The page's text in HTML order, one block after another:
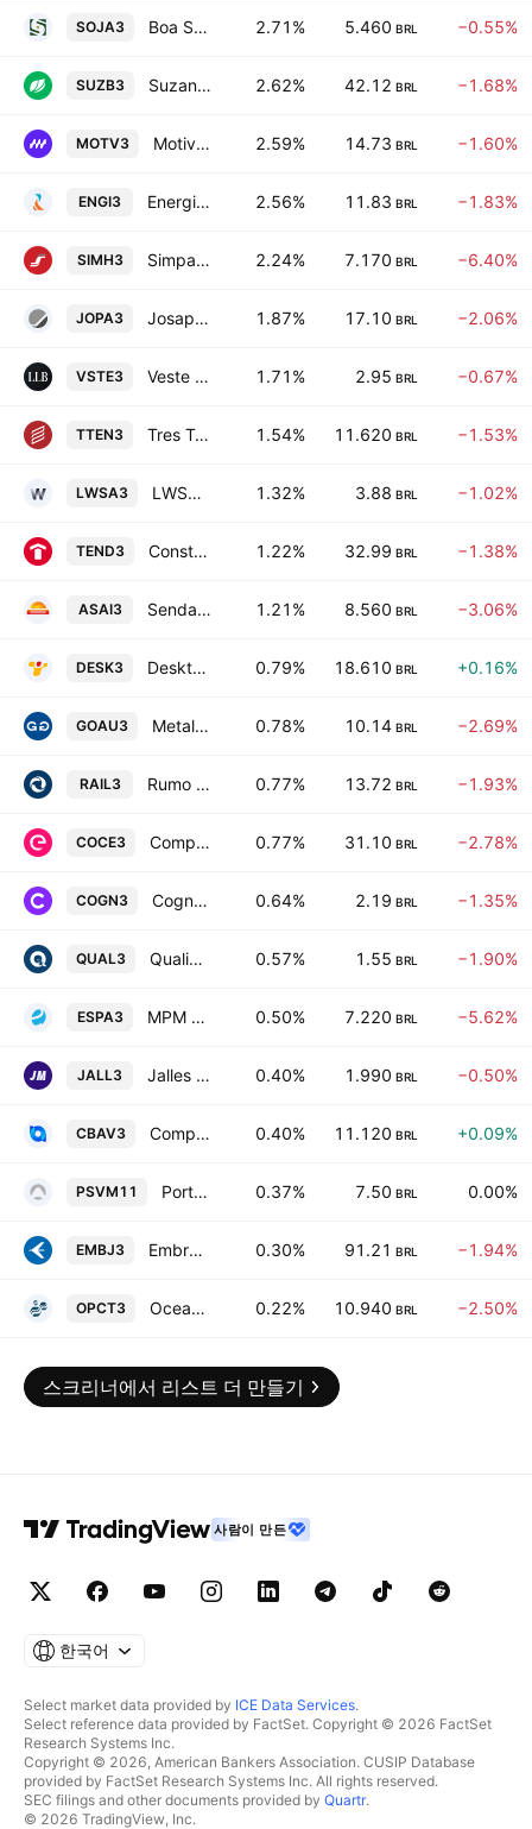
SOJA3 Boa Safra Sementes SA 2.71% 5.460 BRL −0.55%
SUZB3 Suzano S.A. 2.62% 42.12 BRL −1.68%
MOTV3 Motiva Infraestrutura de Mobilidade SA 2.59% 14.73 BRL −1.60%
ENGI3 Energisa SA 2.56% 11.83 BRL −1.83%
SIMH3 Simpar SA 2.24% 7.170 BRL −6.40%
JOPA3 Josapar Joaquim Oliveira SA Participacoes 1.87% 17.10 BRL −2.06%
VSTE3 Veste S.A. Estilo 1.71% 2.95 BRL −0.67%
TTEN3 Tres Tentos Agroindustrial SA 1.54% 11.620 BRL −1.53%
LWSA3 LWSA S.A. 1.32% 3.88 BRL −1.02%
TEND3 Construtora Tenda SA 1.22% 32.99 BRL −1.38%
ASAI3 Sendas Distribuidora SA 1.21% 8.560 BRL −3.06%
DESK3 Desktop SA 0.79% 18.610 BRL +0.16%
GOAU3 Metalurgica Gerdau S.A. 0.78% 10.14 BRL −2.69%
RAIL3 Rumo SA 0.77% 13.72 BRL −1.93%
COCE3 Companhia Energetica do Ceara-COELCE 0.77% 31.10 BRL −2.78%
COGN3 Cogna Educacao S.A. 0.64% 2.19 BRL −1.35%
QUAL3 Qualicorp Consultoria e Corretora de Seguros S.A. 0.57% 1.55 BRL −1.90%
ESPA3 MPM Corporeos SA 0.50% 7.220 BRL −5.62%
JALL3 Jalles Machado SA 0.40% 1.990 BRL −0.50%
CBAV3 Companhia Brasileira de Aluminio 0.40% 11.120 BRL +0.09%
PSVM11 Porto Sudeste VM SA 0.37% 7.50 BRL 0.00%
EMBJ3 Embraer S.A. 0.30% 91.21 BRL −1.94%
OPCT3 OceanPact Servicos Maritimos SA 0.22% 10.940 BRL −2.50%
스크리너에서 리스트 더 만들기
사람이 만든
한국어
Select market data provided by ICE Data Services.
Select reference data provided by FactSet. Copyright © 2026 FactSet
Research Systems Inc.
Copyright © 2026, American Bankers Association. CUSIP Database
provided by FactSet Research Systems Inc. All rights reserved.
SEC filings and other documents provided by Quartr.
© 2026 TradingView, Inc.